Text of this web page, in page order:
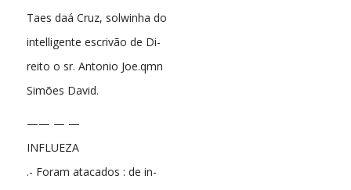
Taes daá Cruz, solwinha do
intelligente escrivão de Di-
reito o sr. Antonio Joe.qmn
Simões David.
—— — —
INFLUEZA
.- Foram atacados : de in-